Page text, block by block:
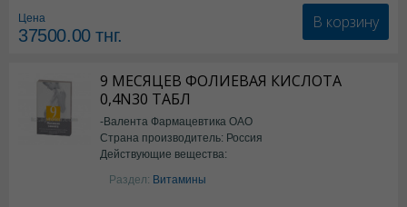
Цена
37500.00тнг.
В корзину
9 МЕСЯЦЕВ ФОЛИЕВАЯ КИСЛОТА
0,4N30 ТАБЛ
-Валента Фармацевтика ОАО
Страна производитель: Россия
Действующие вещества:
фолиевая кислота
Раздел: Витамины